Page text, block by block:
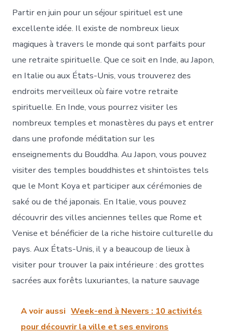
Partir en juin pour un séjour spirituel est une
excellente idée. Il existe de nombreux lieux
magiques à travers le monde qui sont parfaits pour
une retraite spirituelle. Que ce soit en Inde, au Japon,
en Italie ou aux États-Unis, vous trouverez des
endroits merveilleux où faire votre retraite
spirituelle. En Inde, vous pourrez visiter les
nombreux temples et monastères du pays et entrer
dans une profonde méditation sur les
enseignements du Bouddha. Au Japon, vous pouvez
visiter des temples bouddhistes et shintoïstes tels
que le Mont Koya et participer aux cérémonies de
saké ou de thé japonais. En Italie, vous pouvez
découvrir des villes anciennes telles que Rome et
Venise et bénéficier de la riche histoire culturelle du
pays. Aux États-Unis, il y a beaucoup de lieux à
visiter pour trouver la paix intérieure : des grottes
sacrées aux forêts luxuriantes, la nature sauvage
A voir aussi Week-end à Nevers : 10 activités
pour découvrir la ville et ses environs